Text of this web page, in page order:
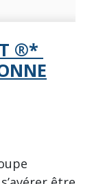
®*